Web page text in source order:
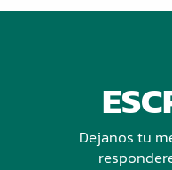
Dejanos tu